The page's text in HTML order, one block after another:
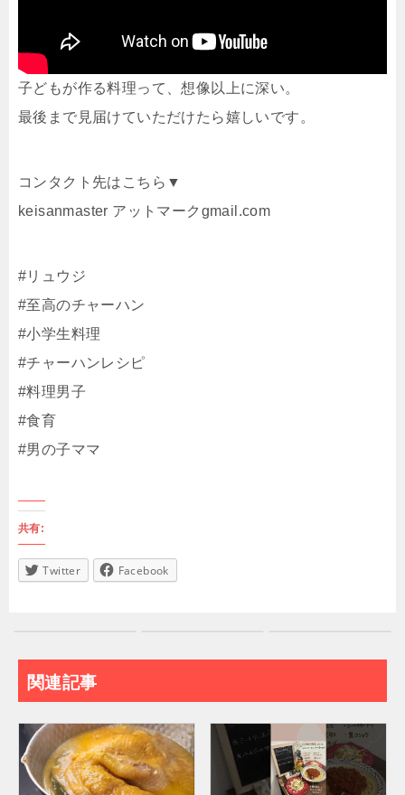
子どもが作る料理って、想像以上に深い。
最後まで見届けていただけたら嬉しいです。
コンタクト先はこちら▼
keisanmaster アットマークgmail.com
#リュウジ
#至高のチャーハン
#小学生料理
#チャーハンレシピ
#料理男子
#食育
#男の子ママ
共有:
Twitter Facebook
関連記事